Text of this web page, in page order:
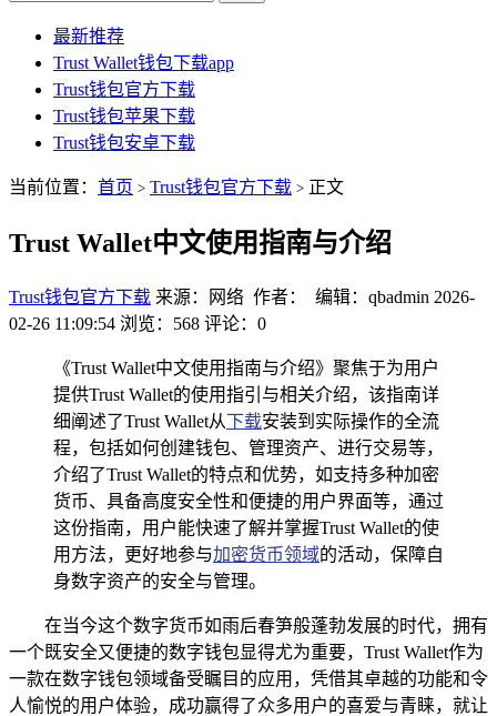
最新推荐
Trust Wallet钱包下载app
Trust钱包官方下载
Trust钱包苹果下载
Trust钱包安卓下载
当前位置： 首页 > Trust钱包官方下载 > 正文
Trust Wallet中文使用指南与介绍
Trust钱包官方下载 来源：网络 作者： 编辑：qbadmin 2026-
02-26 11:09:54 浏览：568 评论：0
《Trust Wallet中文使用指南与介绍》聚焦于为用户
提供Trust Wallet的使用指引与相关介绍，该指南详
细阐述了Trust Wallet从下载安装到实际操作的全流
程，包括如何创建钱包、管理资产、进行交易等，
介绍了Trust Wallet的特点和优势，如支持多种加密
货币、具备高度安全性和便捷的用户界面等，通过
这份指南，用户能快速了解并掌握Trust Wallet的使
用方法，更好地参与加密货币领域的活动，保障自
身数字资产的安全与管理。
在当今这个数字货币如雨后春笋般蓬勃发展的时代，拥有
一个既安全又便捷的数字钱包显得尤为重要，Trust Wallet作为
一款在数字钱包领域备受瞩目的应用，凭借其卓越的功能和令
人愉悦的用户体验，成功赢得了众多用户的喜爱与青睐，就让